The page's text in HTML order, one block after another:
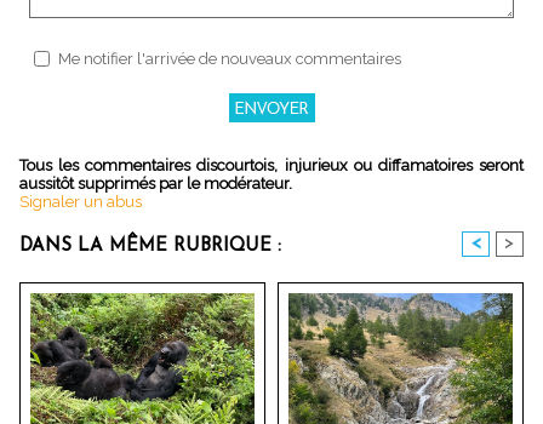
Me notifier l'arrivée de nouveaux commentaires
Tous les commentaires discourtois, injurieux ou diffamatoires seront
aussitôt supprimés par le modérateur.
Signaler un abus
DANS LA MÊME RUBRIQUE : < >